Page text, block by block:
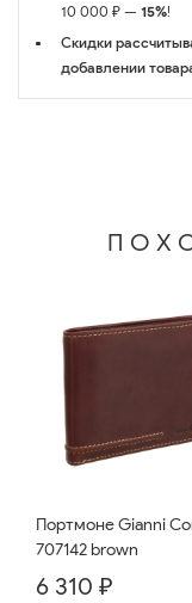
10 000 ₽ — 15%!
Скидки
добавлении
Портмоне Gianni
707142 brown
6 310 ₽